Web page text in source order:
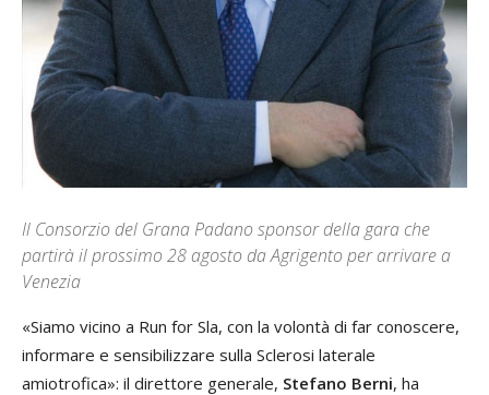
Il Consorzio del Grana Padano sponsor della gara che
partirà il prossimo 28 agosto da Agrigento per arrivare a
Venezia
«Siamo vicino a Run for Sla, con la volontà di far conoscere,
informare e sensibilizzare sulla Sclerosi laterale
amiotrofica»: il direttore generale, Stefano Berni, ha